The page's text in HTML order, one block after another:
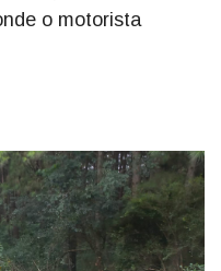
o motorista